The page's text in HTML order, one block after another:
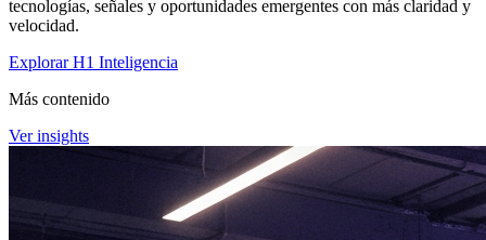
tecnologías, señales y oportunidades emergentes con más claridad y
velocidad.
Explorar H1 Inteligencia
Más contenido
Ver insights